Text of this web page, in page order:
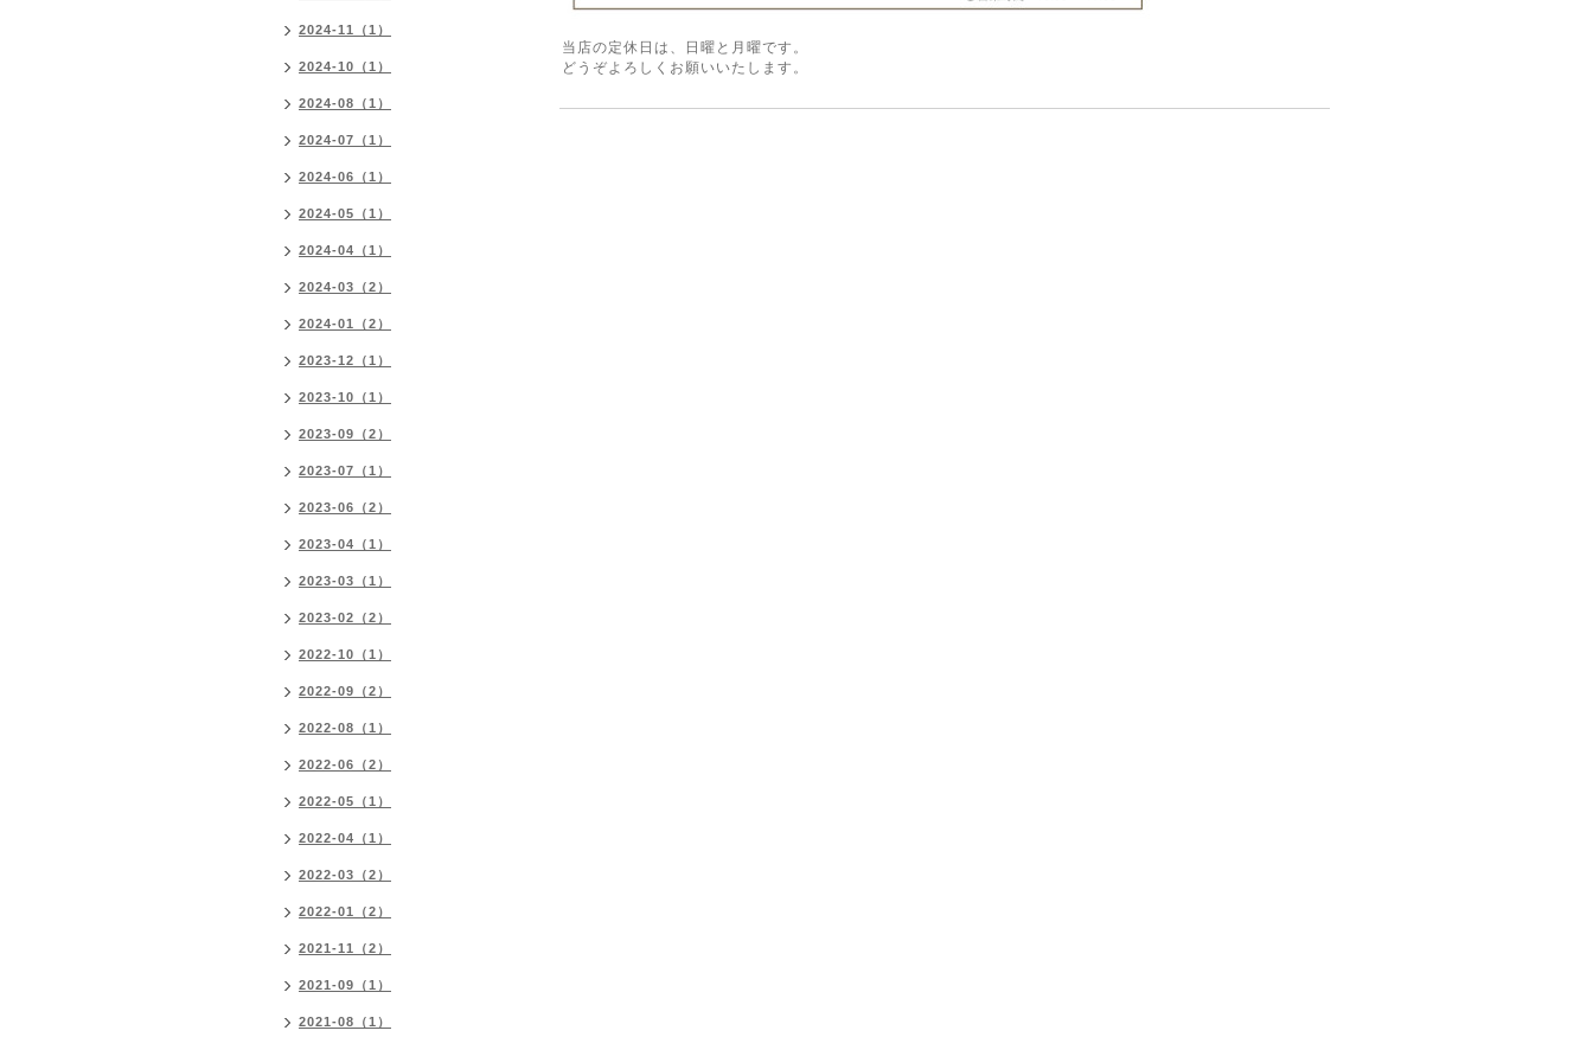
当店の定休日は、日曜と月曜です。
どうぞよろしくお願いいたします。
2024-11（1）
2024-10（1）
2024-08（1）
2024-07（1）
2024-06（1）
2024-05（1）
2024-04（1）
2024-03（2）
2024-01（2）
2023-12（1）
2023-10（1）
2023-09（2）
2023-07（1）
2023-06（2）
2023-04（1）
2023-03（1）
2023-02（2）
2022-10（1）
2022-09（2）
2022-08（1）
2022-06（2）
2022-05（1）
2022-04（1）
2022-03（2）
2022-01（2）
2021-11（2）
2021-09（1）
2021-08（1）